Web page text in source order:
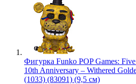
Фигурка Funko POP Games:
10th Anniversary – Withered
(1033) (83091) (9,5 см)